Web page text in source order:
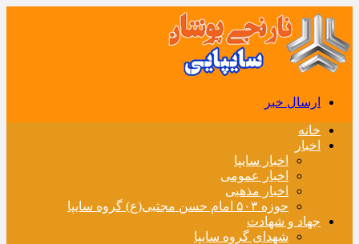
ارسال خبر
خانه
اخبار
اخبار سایپا
اخبار عمومی
اخبار مذهبی
حوزه ۵۰۳ امام حسن مجتبی(ع) گروه سایپا
جهاد و شهادت
شهدای گروه سایپا